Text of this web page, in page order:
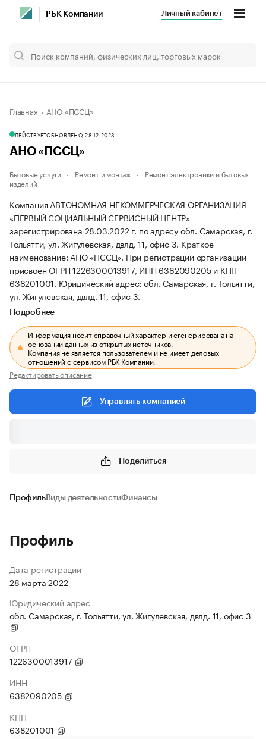
РБК Компании Личный кабинет
Главная АНО «ПССЦ»
ДЕЙСТВУЕТОБНОВЛЕНО, 28.12.2023
АНО «ПССЦ»
Бытовые услуги Ремонт и монтаж
Ремонт электроники и бытовых
изделий
Компания АВТОНОМНАЯ НЕКОММЕРЧЕСКАЯ ОРГАНИЗАЦИЯ
«ПЕРВЫЙ СОЦИАЛЬНЫЙ СЕРВИСНЫЙ ЦЕНТР»
зарегистрирована 28.03.2022 г. по адресу обл. Самарская, г.
Тольятти, ул. Жигулевская, двлд. 11, офис 3. Краткое
наименование: АНО «ПССЦ». При регистрации организации
присвоен ОГРН 1226300013917, ИНН 6382090205 и КПП
638201001. Юридический адрес: обл. Самарская, г. Тольятти,
ул. Жигулевская, двлд. 11, офис 3.
Подробнее
Информация носит справочный характер и сгенерирована на
основании данных из открытых источников.
Компания не является пользователем и не имеет деловых
отношений с сервисом РБК Компании.
Редактировать описание
Управлять компанией
Поделиться
ПрофильВиды деятельностиФинансы
Профиль
Дата регистрации
28 марта 2022
Юридический адрес
обл. Самарская, г. Тольятти, ул. Жигулевская, двлд. 11, офис 3
ОГРН
1226300013917
ИНН
6382090205
КПП
638201001